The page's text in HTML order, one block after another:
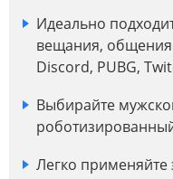
Идеально
вещания, общения
Discord, PUBG,
Выбирайте
Легко